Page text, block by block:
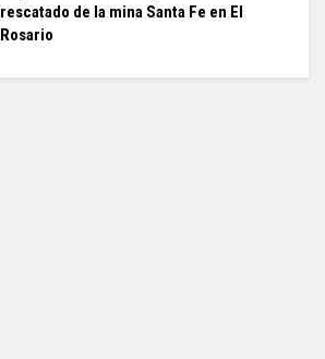
rescatado de la mina Santa Fe en El
Rosario